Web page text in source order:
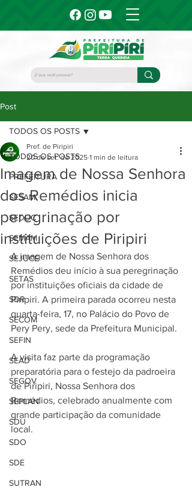
Post
TODOS OS POSTS
PREFEITURA
SESAM
SEDUC
SEMAM
SEJUCE
SETAS
SDR
SECOM
SEFIN
SEAD
SEGOV
SEPLAN
SDU
SDO
SDE
SUTRAN
TODOS OS POSTS
Imagem de Nossa Senhora
dos Remédios inicia
peregrinação por
instituições de Piripiri
Pref. de Piripiri
20 de set. de 2025 1 min de leitura
A imagem de Nossa Senhora dos
Remédios deu início à sua peregrinação
por instituições oficiais da cidade de
Piripiri. A primeira parada ocorreu nesta
quarta-feira, 17, no Palácio do Povo de
Pery Pery, sede da Prefeitura Municipal.
A visita faz parte da programação
preparatória para o festejo da padroeira
de Piripiri, Nossa Senhora dos
Remédios, celebrado anualmente com
grande participação da comunidade
local.